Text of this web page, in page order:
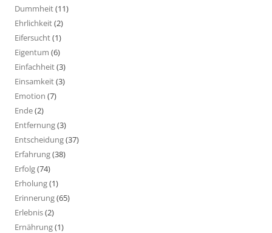
Dummheit(11)
Ehrlichkeit(2)
Eifersucht(1)
Eigentum (6)
Einfachheit(3)
Einsamkeit(3)
Emotion (7)
Ende(2)
Entfernung(3)
Entscheidung(37)
Erfahrung(38)
Erfolg(74)
Erholung(1)
Erinnerung(65)
Erlebnis(2)
Ernährung(1)